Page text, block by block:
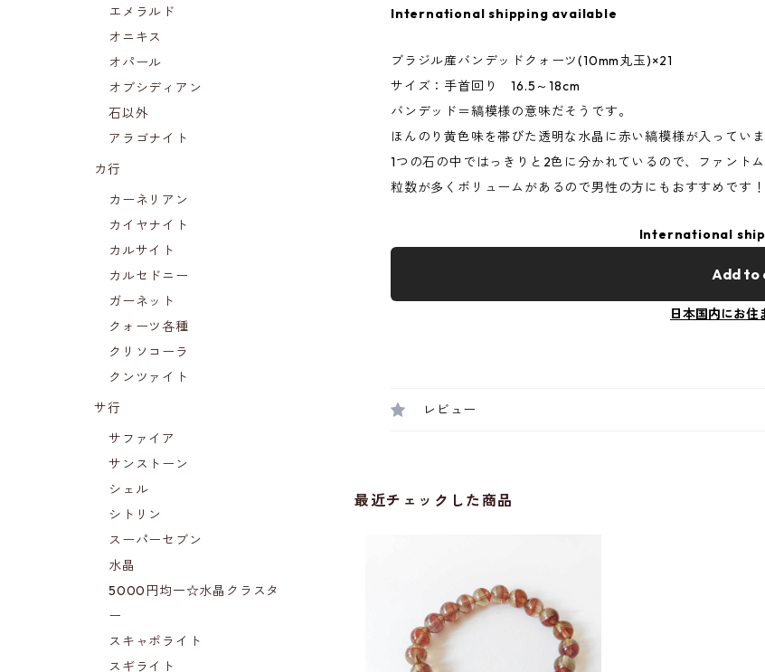
International shipping available
ブラジル産バンデッドクォーツ(10mm丸玉)×21
サイズ：手首回り 16.5～18cm
バンデッド＝縞模様の意味だそうです。
ほんのり黄色味を帯びた透明な水晶に赤い縞模様が入っていま
1つの石の中ではっきりと2色に分かれているので、ファント
粒数が多くボリュームがあるので男性の方にもおすすめです！
International
Add to
日本国内にお住
レビュー
最近チェックした商品
エメラルド
オニキス
オパール
オブシディアン
石以外
アラゴナイト
カ行
カーネリアン
カイヤナイト
カルサイト
カルセドニー
ガーネット
クォーツ各種
クリソコーラ
クンツァイト
サ行
サファイア
サンストーン
シェル
シトリン
スーパーセブン
水晶
5000円均一☆水晶クラスタ
ー
スキャポライト
スギライト